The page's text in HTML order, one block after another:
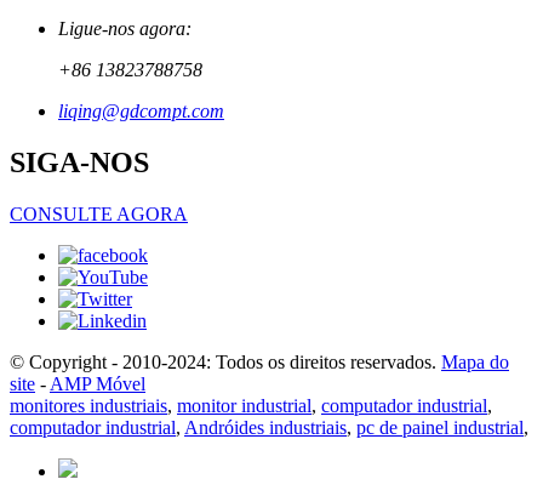
Ligue-nos agora:
+86 13823788758
liqing@gdcompt.com
SIGA-NOS
CONSULTE AGORA
© Copyright - 2010-2024: Todos os direitos reservados. Mapa do
site - AMP Móvel
monitores industriais, monitor industrial, computador industrial,
computador industrial, Andróides industriais, pc de painel industrial,